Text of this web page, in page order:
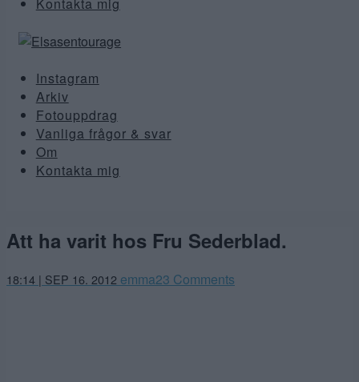
Kontakta mig
Instagram
Arkiv
Fotouppdrag
Vanliga frågor & svar
Om
Kontakta mig
Att ha varit hos Fru Sederblad.
18:14 | SEP 16. 2012 emma23 Comments